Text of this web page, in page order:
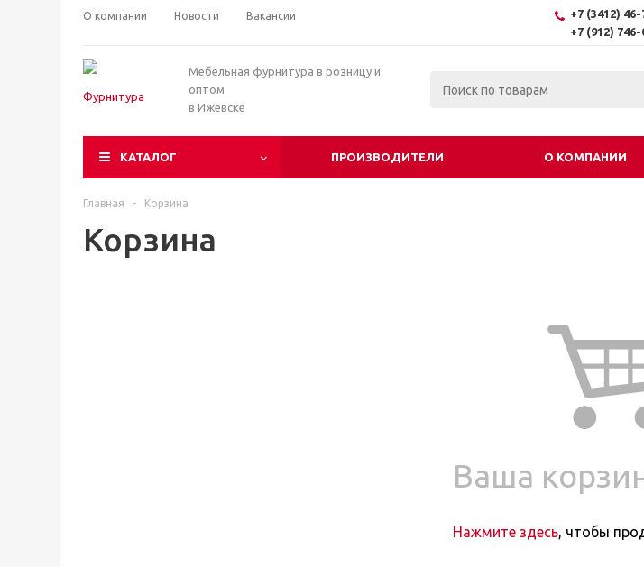
О компании Новости Вакансии
+7 (3412) 46-
+7 (912)
Мебельная фурнитура в розницу и
оптом
в Ижевске
КАТАЛОГ ПРОИЗВОДИТЕЛИ О КОМПАНИИ
Главная - Корзина
Корзина
Ваша
Нажмите здесь, чтобы